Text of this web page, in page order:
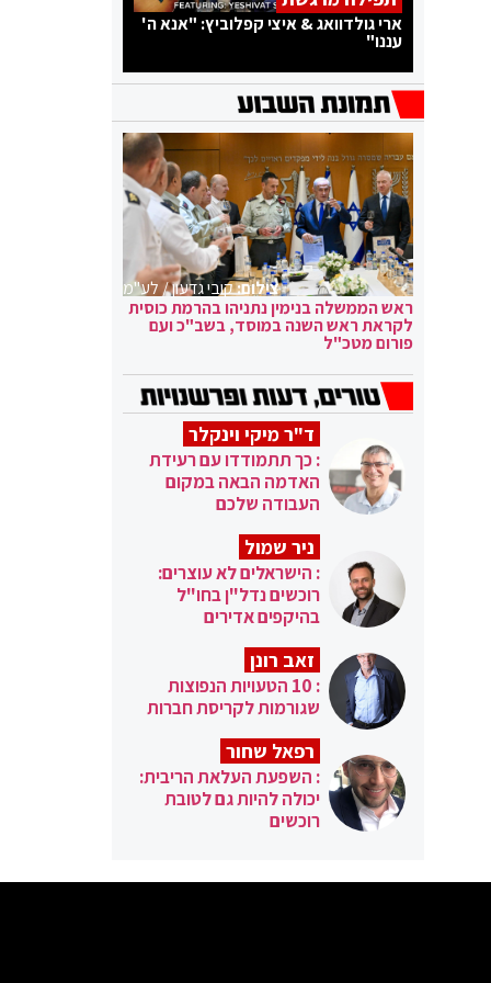
ארי גולדוואג & איצי קפלוביץ: "אנא ה'
עננו"
צילום:קובי גדעון / לע"מ
ראש הממשלה בנימין נתניהו בהרמת כוסית
לקראת ראש השנה במוסד, בשב"כ ועם
פורום מטכ"ל
ד"ר מיקי וינקלר
: כך תתמודדו עם רעידת
האדמה הבאה במקום
העבודה שלכם
ניר שמול
: הישראלים לא עוצרים:
רוכשים נדל"ן בחו"ל
בהיקפים אדירים
זאב רונן
: 10 הטעויות הנפוצות
שגורמות לקריסת חברות
רפאל שחור
: השפעת העלאת הריבית:
יכולה להיות גם לטובת
רוכשים